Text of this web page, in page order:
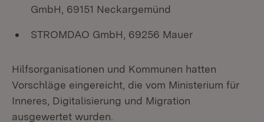
GmbH, 69151 Neckargemünd
STROMDAO GmbH, 69256 Mauer
Hilfsorganisationen und Kommunen hatten
Vorschläge eingereicht, die vom Ministerium für
Inneres, Digitalisierung und Migration
ausgewertet wurden.